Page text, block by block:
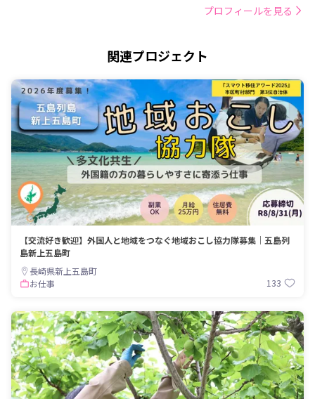
プロフィールを見る
関連プロジェクト
【交流好き歓迎】外国人と地域をつなぐ地域おこし協力隊募集｜五島列
島新上五島町
長崎県新上五島町
お仕事
133